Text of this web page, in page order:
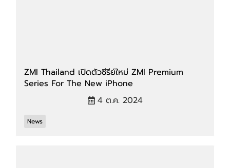
ZMI Thailand เปิดตัวซีรีย์ใหม่ ZMI Premium
Series For The New iPhone
4 ต.ค. 2024
News